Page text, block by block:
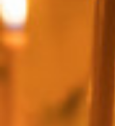
SEARCH